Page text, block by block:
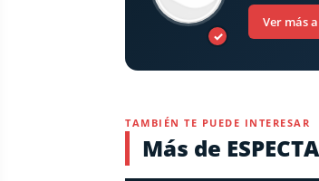
✓
Ver más
TAMBIÉN TE PUEDE INTERESAR
Más de